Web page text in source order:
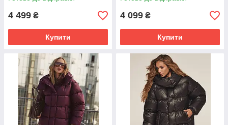
48 розмір сіра
4 499 ₴
Купити
розмір шоколадна
4 099 ₴
Купити